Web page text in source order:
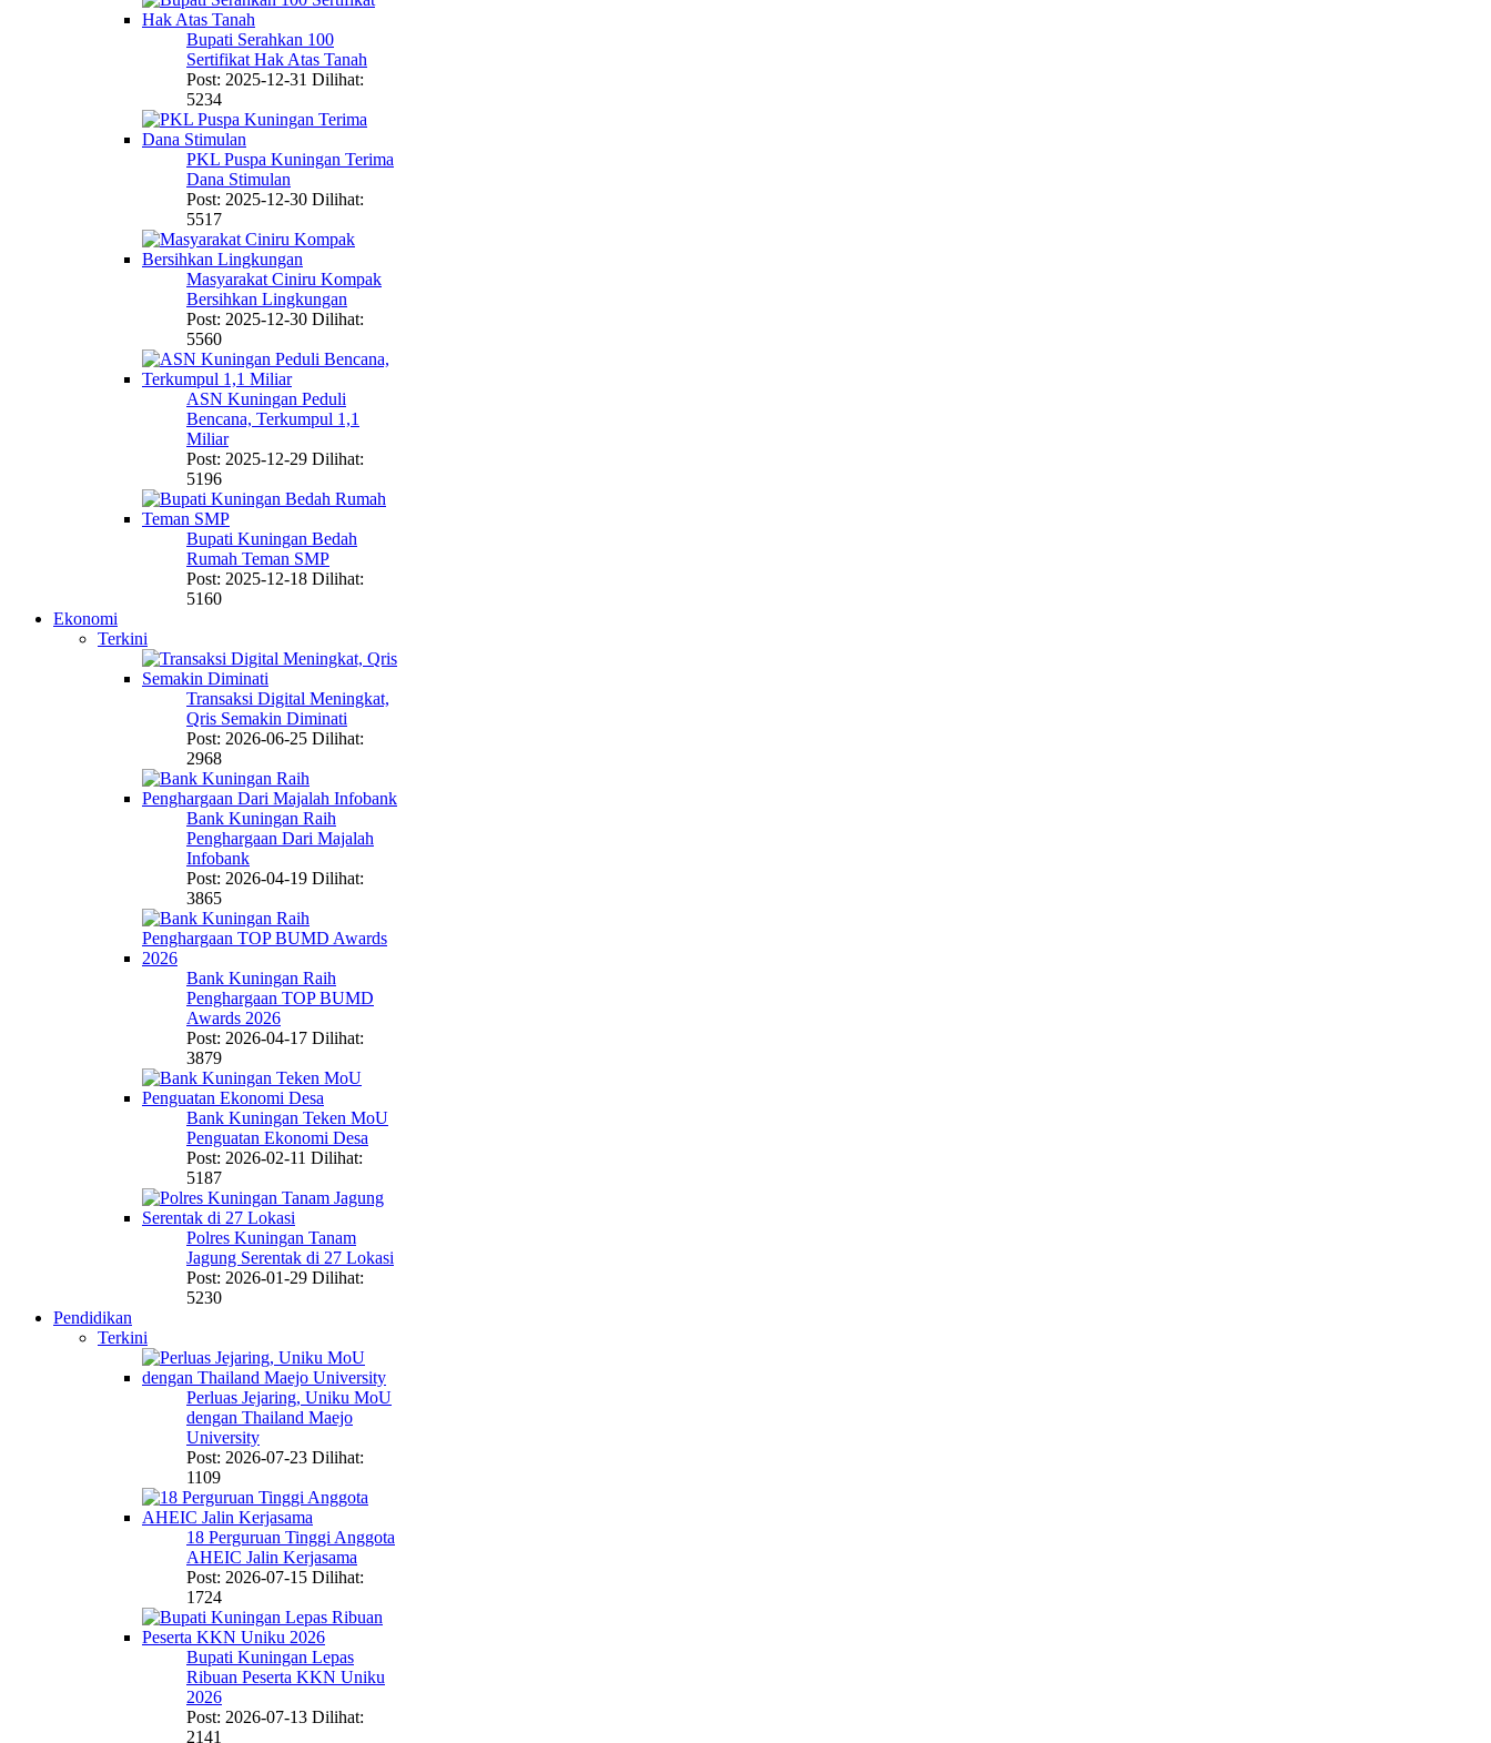
Bupati Serahkan 100
Sertifikat Hak Atas Tanah
Post: 2025-12-31 Dilihat:
5234
PKL Puspa Kuningan Terima
Dana Stimulan
Post: 2025-12-30 Dilihat:
5517
Masyarakat Ciniru Kompak
Bersihkan Lingkungan
Post: 2025-12-30 Dilihat:
5560
ASN Kuningan Peduli
Bencana, Terkumpul 1,1
Miliar
Post: 2025-12-29 Dilihat:
5196
Bupati Kuningan Bedah
Rumah Teman SMP
Post: 2025-12-18 Dilihat:
5160
Ekonomi
Terkini
Transaksi Digital Meningkat,
Qris Semakin Diminati
Post: 2026-06-25 Dilihat:
2968
Bank Kuningan Raih
Penghargaan Dari Majalah
Infobank
Post: 2026-04-19 Dilihat:
3865
Bank Kuningan Raih
Penghargaan TOP BUMD
Awards 2026
Post: 2026-04-17 Dilihat:
3879
Bank Kuningan Teken MoU
Penguatan Ekonomi Desa
Post: 2026-02-11 Dilihat:
5187
Polres Kuningan Tanam
Jagung Serentak di 27 Lokasi
Post: 2026-01-29 Dilihat:
5230
Pendidikan
Terkini
Perluas Jejaring, Uniku MoU
dengan Thailand Maejo
University
Post: 2026-07-23 Dilihat:
1109
18 Perguruan Tinggi Anggota
AHEIC Jalin Kerjasama
Post: 2026-07-15 Dilihat:
1724
Bupati Kuningan Lepas
Ribuan Peserta KKN Uniku
2026
Post: 2026-07-13 Dilihat:
2141